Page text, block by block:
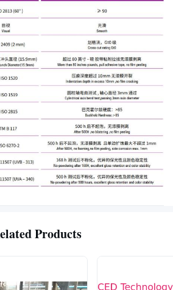
Products